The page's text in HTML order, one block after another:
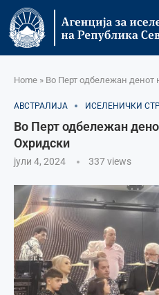
Home » Во Перт одбележан денот
АВСТРАЛИЈА ИСЕЛЕНИЧКИ
Во Перт одбележан
Охридски
јули 4, 2024 337views